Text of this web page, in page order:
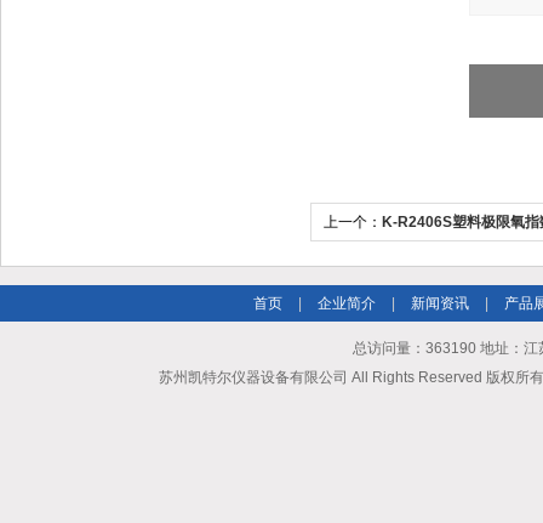
上一个： K-R2406S塑料极限氧
首页 企业简介 新闻资讯 产品
总访问量：363190 地址：
苏州凯特尔仪器设备有限公司 All Rights Reserved 版权所